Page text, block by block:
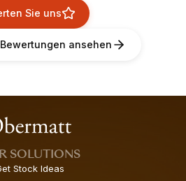
Sie uns
ansehen
SOLUTIONS
Stock Ideas